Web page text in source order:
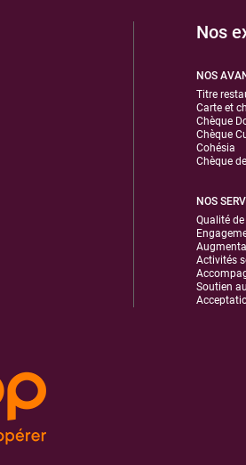
Nos
NOS
Titre
Carte et
Chèque
Chèque
Cohésia
Chèque
NOS
Qualité
Activités
Soutien